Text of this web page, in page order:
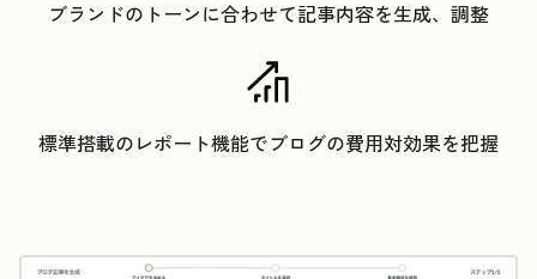
ブランドのトーンに合わせて記事内容を生成、調整
標準搭載のレポート機能でブログの費用対効果を把握